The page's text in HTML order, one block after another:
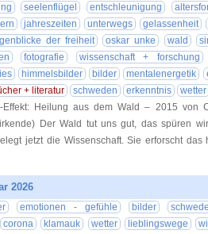
seelenflügel entschleunigung
jahreszeiten unterwegs
gelassenheit
der freiheit oskar unke wald
fotografie
wissenschaft + forschung
himmelsbilder bilder mentalenergetik
+ literatur schweden erkenntnis
wetter
Effekt: Heilung aus dem Wald – 2015 von
Der Wald tut uns gut, das spüren
jetzt die Wissenschaft. Sie erforscht
2026
emotionen - gefühle bilder
corona klamauk wetter lieblingswege